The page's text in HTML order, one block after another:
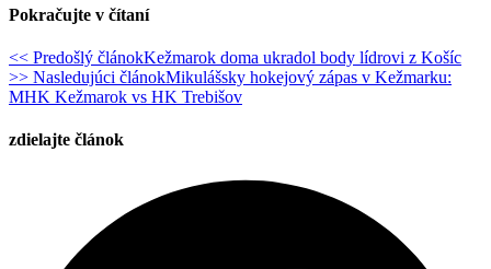
Pokračujte v čítaní
<< Predošlý článokKežmarok doma ukradol body lídrovi z Košíc
>> Nasledujúci článokMikulášsky hokejový zápas v Kežmarku:
MHK Kežmarok vs HK Trebišov
zdielajte článok